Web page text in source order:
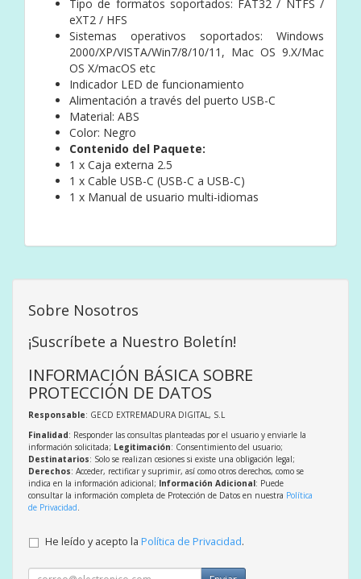
Tipo de formatos soportados: FAT32 / NTFS /
eXT2 / HFS
Sistemas operativos soportados: Windows
2000/XP/VISTA/Win7/8/10/11, Mac OS 9.X/Mac
OS X/macOS etc
Indicador LED de funcionamiento
Alimentación a través del puerto USB-C
Material: ABS
Color: Negro
Contenido del Paquete:
1 x Caja externa 2.5
1 x Cable USB-C (USB-C a USB-C)
1 x Manual de usuario multi-idiomas
Sobre Nosotros
¡Suscríbete a Nuestro Boletín!
INFORMACIÓN BÁSICA SOBRE
PROTECCIÓN DE DATOS
Responsable: GECD EXTREMADURA DIGITAL, S.L
Finalidad: Responder las consultas planteadas por el usuario y enviarle la
información solicitada; Legitimación: Consentimiento del usuario;
Destinatarios: Solo se realizan cesiones si existe una obligación legal;
Derechos: Acceder, rectificar y suprimir, así como otros derechos, como se
indica en la información adicional; Información Adicional: Puede
consultar la información completa de Protección de Datos en nuestra Política
de Privacidad
He leído y acepto la Política de Privacidad.